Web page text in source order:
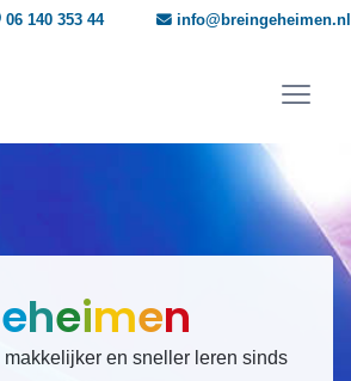
06 140 353 44 info@breingeheimen.nl
eheimen
makkelijker en sneller leren sinds